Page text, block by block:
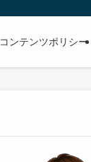
コンテンツポリシー